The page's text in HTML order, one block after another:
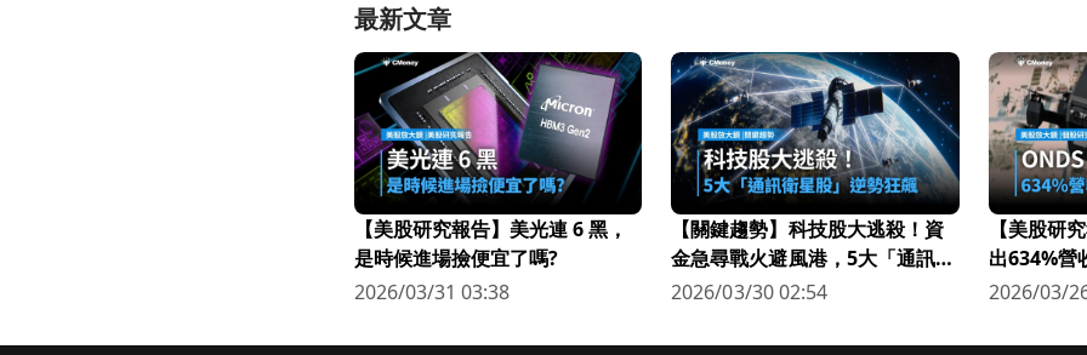
最新文章
【美股研究報告】美光連 6 黑，
是時候進場撿便宜了嗎?
2026/03/31 03:38
【關鍵趨勢】科技股大逃殺！資
金急尋戰火避風港，5大「通訊衛
星股」逆勢狂飆
2026/03/30 02:54
【美股研
出634%營
科技新星
2026/03/